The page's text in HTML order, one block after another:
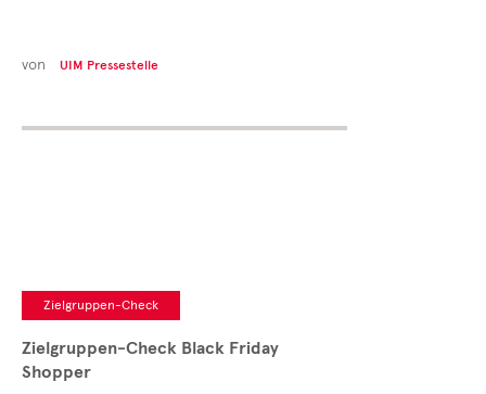
von UIM Pressestelle
Zielgruppen-Check
Zielgruppen-Check Black Friday
Shopper